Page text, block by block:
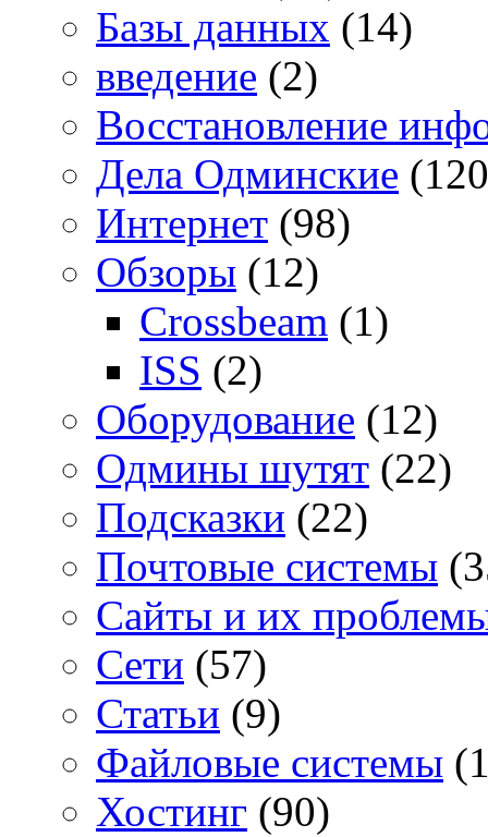
Базы данных (14)
введение (2)
Восстановление
Дела Одминские
Интернет (98)
Обзоры (12)
Crossbeam (1)
ISS (2)
Оборудование (12)
Одмины шутят (22)
Подсказки (22)
Почтовые системы
Сайты и их
Сети (57)
Статьи (9)
Файловые системы
Хостинг (90)